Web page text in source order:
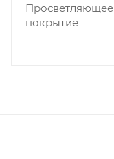
Просветляющее
покрытие